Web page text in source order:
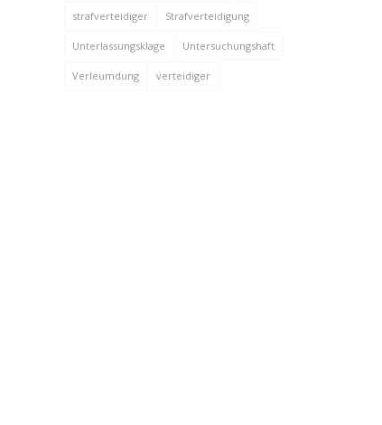
strafverteidiger Strafverteidigung
Unterlassungsklage Untersuchungshaft
Verleumdung verteidiger